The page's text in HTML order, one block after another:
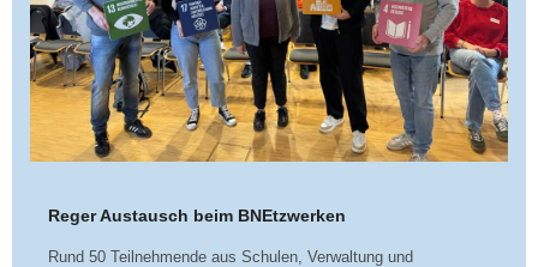
Kontakt
Instagram
Reger Austausch beim BNEtzwerken
Rund 50 Teilnehmende aus Schulen, Verwaltung und